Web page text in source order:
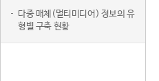
다중 매체(멀티미디어) 정보의 유
형별 구축 현황